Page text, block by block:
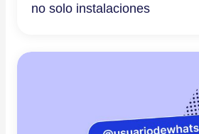
no solo instalaciones